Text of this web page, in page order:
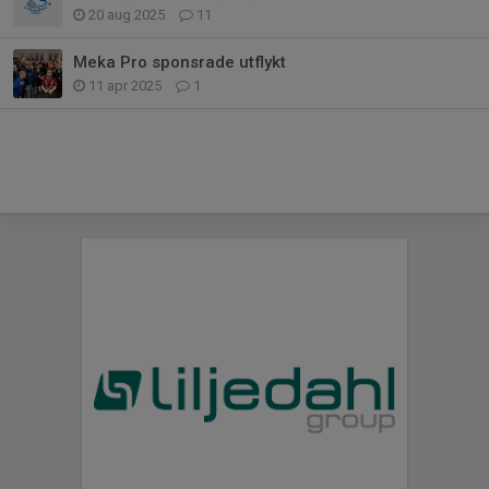
20 aug 2025 11
Meka Pro sponsrade utflykt
11 apr 2025 1